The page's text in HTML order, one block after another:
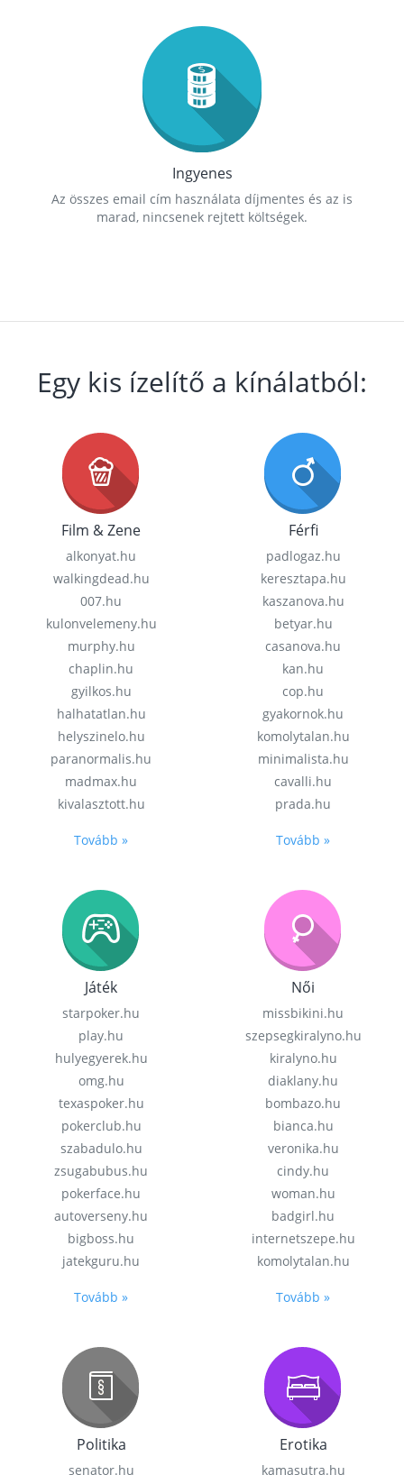
Ingyenes
Az összes email cím használata díjmentes és az is
marad, nincsenek rejtett költségek.
Egy kis ízelítő a kínálatból:
Film & Zene
alkonyat.hu
walkingdead.hu
007.hu
kulonvelemeny.hu
murphy.hu
chaplin.hu
gyilkos.hu
halhatatlan.hu
helyszinelo.hu
paranormalis.hu
madmax.hu
kivalasztott.hu
Tovább »
Férfi
padlogaz.hu
keresztapa.hu
kaszanova.hu
betyar.hu
casanova.hu
kan.hu
cop.hu
gyakornok.hu
komolytalan.hu
minimalista.hu
cavalli.hu
prada.hu
Tovább »
Játék
starpoker.hu
play.hu
hulyegyerek.hu
omg.hu
texaspoker.hu
pokerclub.hu
szabadulo.hu
zsugabubus.hu
pokerface.hu
autoverseny.hu
bigboss.hu
jatekguru.hu
Tovább »
Női
missbikini.hu
szepsegkiralyno.hu
kiralyno.hu
diaklany.hu
bombazo.hu
bianca.hu
veronika.hu
cindy.hu
woman.hu
badgirl.hu
internetszepe.hu
komolytalan.hu
Tovább »
Politika
senator.hu
Erotika
kamasutra.hu